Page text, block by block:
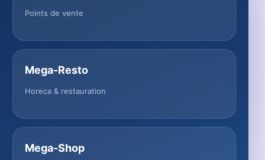
Points de vente
Mega-Resto
Horeca & restauration
Mega-Shop